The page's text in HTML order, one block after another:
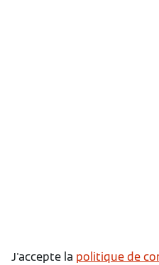
J'accepte la politique de